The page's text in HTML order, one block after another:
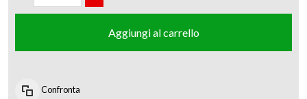
Aggiungi al carrello
Confronta